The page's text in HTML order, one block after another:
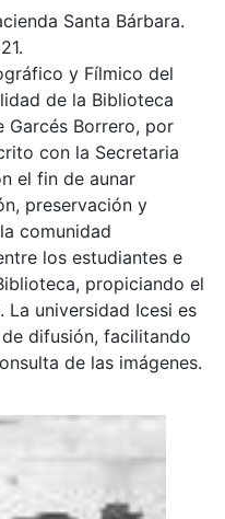
Santa Bárbara.
y Fílmico del
de la Biblioteca
Garcés Borrero, por
con la Secretaria
el fin de aunar
preservación y
comunidad
los estudiantes e
propiciando el
La universidad Icesi es
difusión, facilitando
de las imágenes.